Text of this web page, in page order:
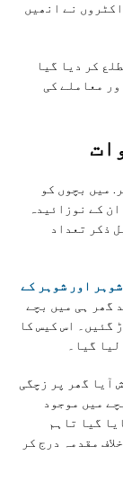
نے انھیں
کر دیا گیا
معاملے کی
میں بچوں کو
کے نوزائیدہ
ذکر تعداد
اور شوہر کے
گھر ہی میں بچے
گئیں۔ اس کیس کا
گیا۔
آیا گھر پر زچگی
میں موجود
گیا تاہم
مقدمہ درج کر